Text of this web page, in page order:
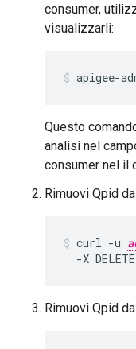
consumer,
visualizzarli:
apigee-
Questo
analisi nel
consumer nel il
Rimuovi Qpid
curl -u
-X
Rimuovi Qpid